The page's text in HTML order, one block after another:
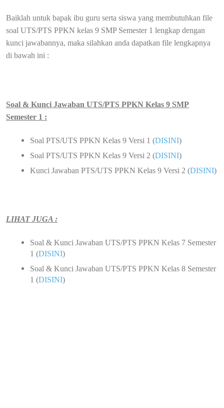
Baiklah untuk bapak ibu guru serta siswa yang membutuhkan file
soal UTS/PTS PPKN kelas 9 SMP Semester 1 lengkap dengan
kunci jawabannya, maka silahkan anda dapatkan file lengkapnya
di bawah ini :
Soal & Kunci Jawaban UTS/PTS PPKN Kelas 9 SMP
Semester 1 :
Soal PTS/UTS PPKN Kelas 9 Versi 1 (DISINI)
Soal PTS/UTS PPKN Kelas 9 Versi 2 (DISINI)
Kunci Jawaban PTS/UTS PPKN Kelas 9 Versi 2 (DISINI)
LIHAT JUGA :
Soal & Kunci Jawaban UTS/PTS PPKN Kelas 7 Semester
1 (DISINI)
Soal & Kunci Jawaban UTS/PTS PPKN Kelas 8 Semester
1 (DISINI)